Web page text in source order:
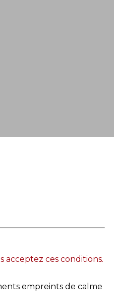
acceptez ces conditions.
empreints de calme